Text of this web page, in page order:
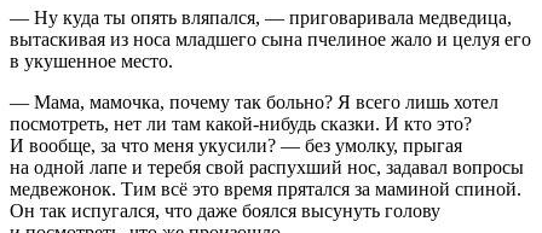
— Ну куда ты опять вляпался, — приговаривала медведица,
вытаскивая из носа младшего сына пчелиное жало и целуя его
в укушенное место.
— Мама, мамочка, почему так больно? Я всего лишь хотел
посмотреть, нет ли там какой-нибудь сказки. И кто это?
И вообще, за что меня укусили? — без умолку, прыгая
на одной лапе и теребя свой распухший нос, задавал вопросы
медвежонок. Тим всё это время прятался за маминой спиной.
Он так испугался, что даже боялся высунуть голову